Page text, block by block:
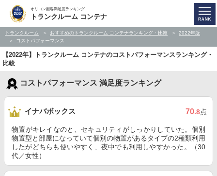
オリコン顧客満足度ランキング
トランクルーム コンテナ
トランクルーム おすすめのトランクルーム コンテナランキング・比較
2022年版
コストパフォーマンス
【2022年】トランクルーム コンテナのコストパフォーマンスランキング・
比較
コストパフォーマンス 満足度ランキング
イナバボックス 70.8点
物置がキレイなのと、セキュリティがしっかりしていた。個別
物置型と部屋になっていて個別の物置があるタイプの2種類利用
したがどちらも使いやすく、夜中でも利用しやすかった。（30
代／女性）